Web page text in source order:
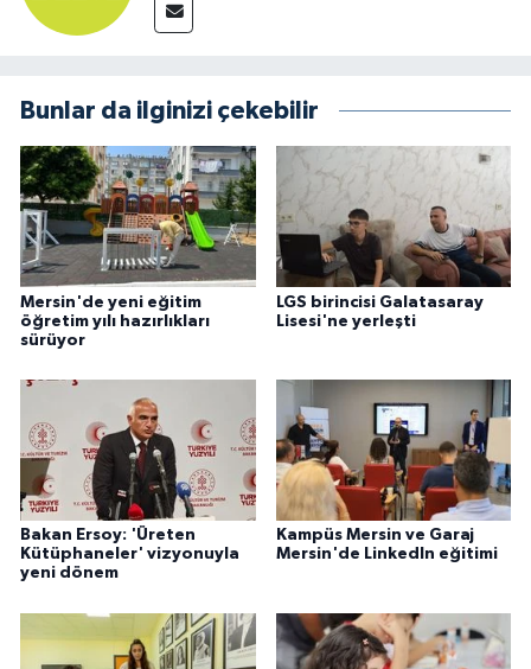
Bunlar da ilginizi çekebilir
Mersin'de yeni eğitim
öğretim yılı hazırlıkları
sürüyor
LGS birincisi Galatasaray
Lisesi'ne yerleşti
Bakan Ersoy: 'Üreten
Kütüphaneler' vizyonuyla
yeni dönem
Kampüs Mersin ve Garaj
Mersin'de LinkedIn eğitimi